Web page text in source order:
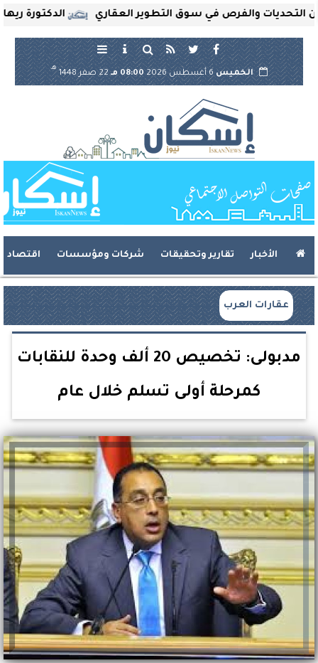
الدكتورة ريهام والفرص في سوق التطوير العقاري
الخميس 6 أغسطس 2026 08:00 مـ 22 صفر 1448
هـ
الأخبار تقارير وتحقيقات شركات ومؤسسات اقتصاد
عقارات العرب
مدبولى: تخصيص 20 ألف وحدة للنقابات
كمرحلة أولى تسلم خلال عام